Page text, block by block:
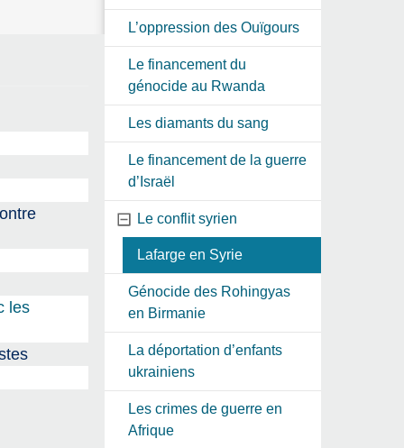
les
L’oppression des Ouïgours
Le financement du
génocide au Rwanda
Les diamants du sang
Le financement de la guerre
d’Israël
Le conflit syrien
Lafarge en Syrie
Génocide des Rohingyas
en Birmanie
La déportation d’enfants
ukrainiens
Les crimes de guerre en
Afrique